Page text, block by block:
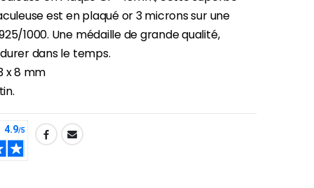
€10.00 €7.00
est en plaqué or 3 microns sur une
1000. Une médaille de grande qualité,
dans le temps.
x 8 mm